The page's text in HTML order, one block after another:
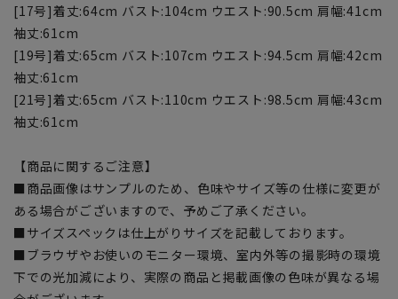
[17号]着丈:64cm バスト:104cm ウエスト:90.5cm 肩幅:41cm
袖丈:61cm
[19号]着丈:65cm バスト:107cm ウエスト:94.5cm 肩幅:42cm
袖丈:61cm
[21号]着丈:65cm バスト:110cm ウエスト:98.5cm 肩幅:43cm
袖丈:61cm
【商品に関するご注意】
■商品画像はサンプルのため、色味やサイズ等の仕様に変更が
ある場合がございますので、予めご了承ください。
■サイズスペックは仕上がりサイズを記載しております。
■ブラウザやお使いのモニター環境、室内外等の撮影時の環境
下での光加減により、実際の商品と掲載画像の色味が異なる場